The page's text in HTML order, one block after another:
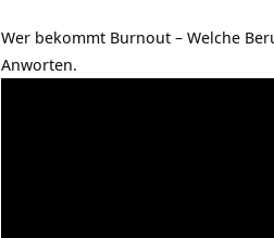
Wer bekommt Burnout – Welche
Anworten.